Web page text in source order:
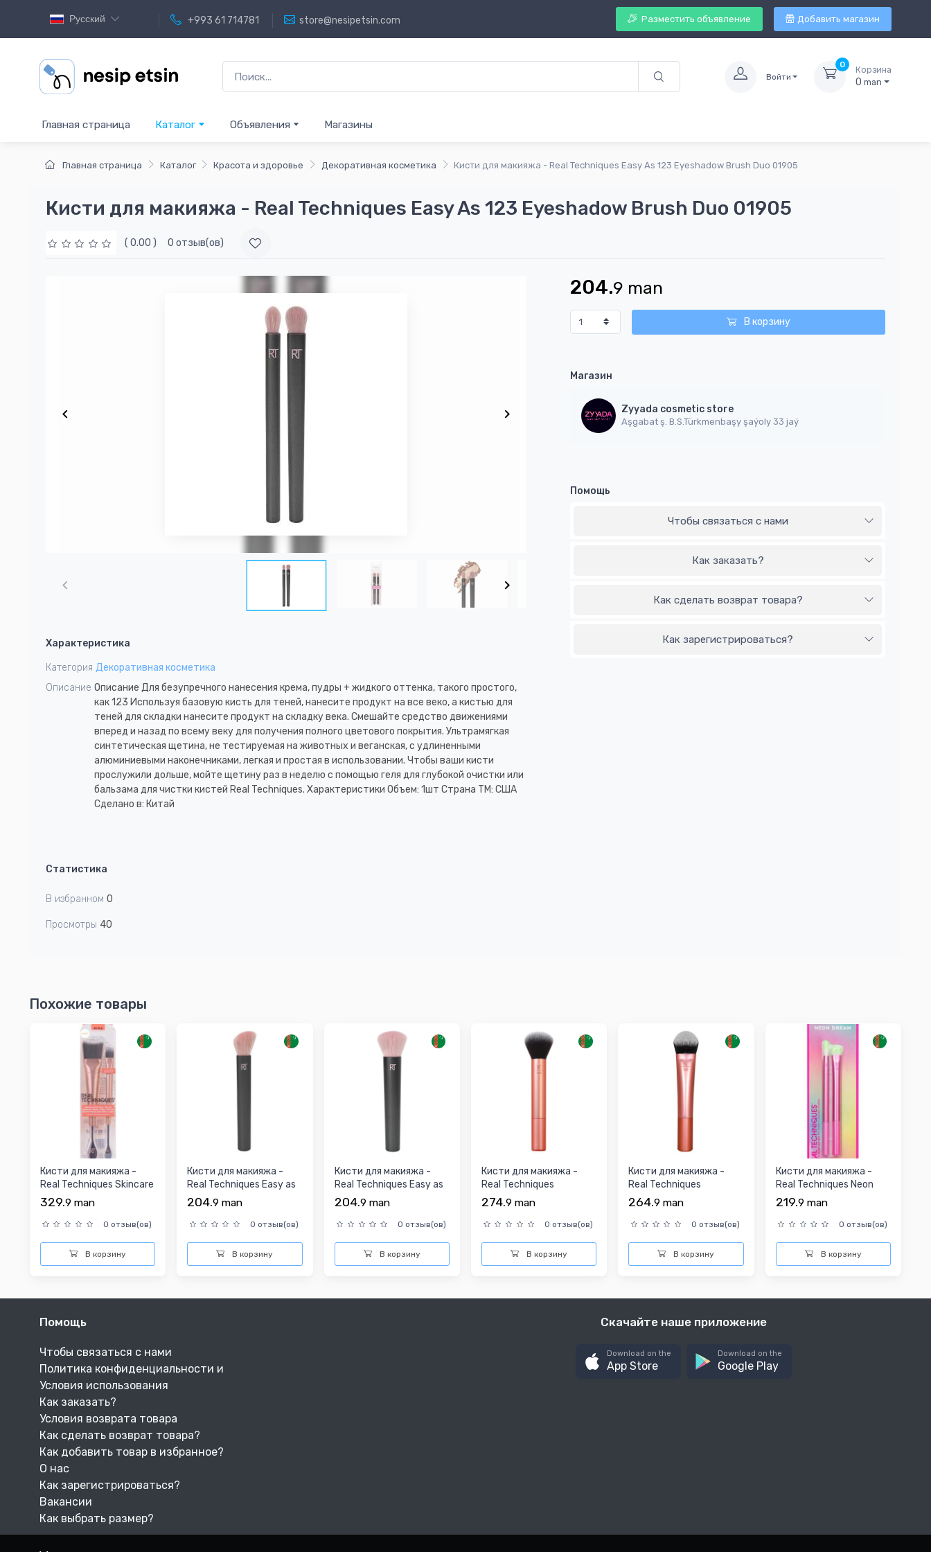
Русский +993 61 714781 store@nesipetsin.com Разместить объявление Добавить магазин
Войти
0
Корзина
0 man
Главная страница Каталог Объявления Магазины
Главная страница Каталог Красота и здоровье Декоративная косметика Кисти для макияжа - Real Techniques Easy As 123 Eyeshadow Brush Duo 01905
Кисти для макияжа - Real Techniques Easy As 123 Eyeshadow Brush Duo 01905
( 0.00 ) 0 отзыв(ов)
4
Характеристика
Категория Декоративная косметика
Описание Описание Для безупречного нанесения крема, пудры + жидкого оттенка, такого простого,
как 123 Используя базовую кисть для теней, нанесите продукт на все веко, а кистью для
теней для складки нанесите продукт на складку века. Смешайте средство движениями
вперед и назад по всему веку для получения полного цветового покрытия. Ультрамягкая
синтетическая щетина, не тестируемая на животных и веганская, с удлиненными
алюминиевыми наконечниками, легкая и простая в использовании. Чтобы ваши кисти
прослужили дольше, мойте щетину раз в неделю с помощью геля для глубокой очистки или
бальзама для чистки кистей Real Techniques. Характеристики Объем: 1шт Страна ТМ: США
Сделано в: Китай
Статистика
В избранном 0
Просмотры 40
204.9 man
В корзину
Магазин
Zyyada cosmetic store
Aşgabat ş. B.S.Türkmenbaşy şaýoly 33 jaý
Помощь
Чтобы связаться с нами
Как заказать?
Как сделать возврат товара?
Как зарегистрироваться?
Похожие товары
Кисти для макияжа -
Real Techniques Skincare
Brush Duo Brush...
329.9 man
0 отзыв(ов)
В корзину
Кисти для макияжа -
Real Techniques Easy as
123 Blush Brush ...
204.9 man
0 отзыв(ов)
В корзину
Кисти для макияжа -
Real Techniques Easy as
123 Foundation B...
204.9 man
0 отзыв(ов)
В корзину
Кисти для макияжа -
Real Techniques
Everything Face Makeup
274.9 man
0 отзыв(ов)
В корзину
Кисти для макияжа -
Real Techniques
Seamless Complexion
264.9 man
0 отзыв(ов)
В корзину
Кисти для макияжа -
Real Techniques Neon
Blend Shade Eye Duo...
219.9 man
0 отзыв(ов)
В корзину
Помощь
Чтобы связаться с нами
Политика конфиденциальности и
Условия использования
Как заказать?
Условия возврата товара
Как сделать возврат товара?
Как добавить товар в избранное?
О нас
Как зарегистрироваться?
Вакансии
Как выбрать размер?
Скачайте наше приложение
Download on the
App Store
Download on the
Google Play